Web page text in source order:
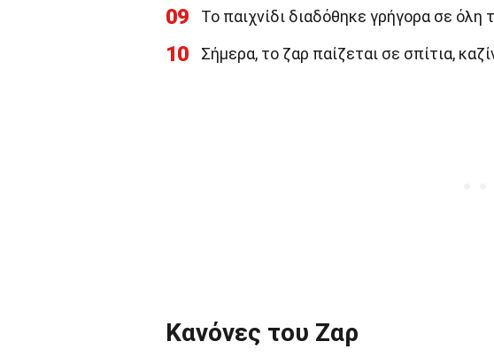
09 Το παιχνίδι διαδόθηκε γρήγορα σε όλη
10 Σήμερα, το ζαρ παίζεται σε σπίτια,
Κανόνες του Ζαρ